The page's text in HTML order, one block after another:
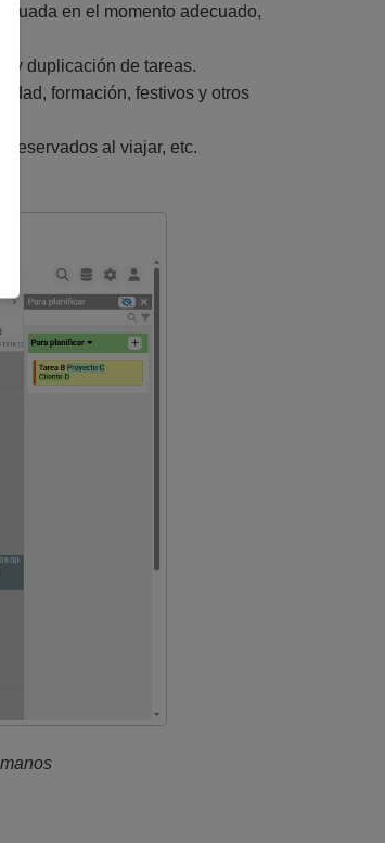
en el momento adecuado,
y duplicación de tareas.
formación, festivos y otros
reservados al viajar, etc.